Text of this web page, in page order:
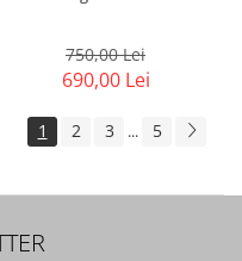
750,00 Lei
690,00 Lei
1 2 3 ... 5